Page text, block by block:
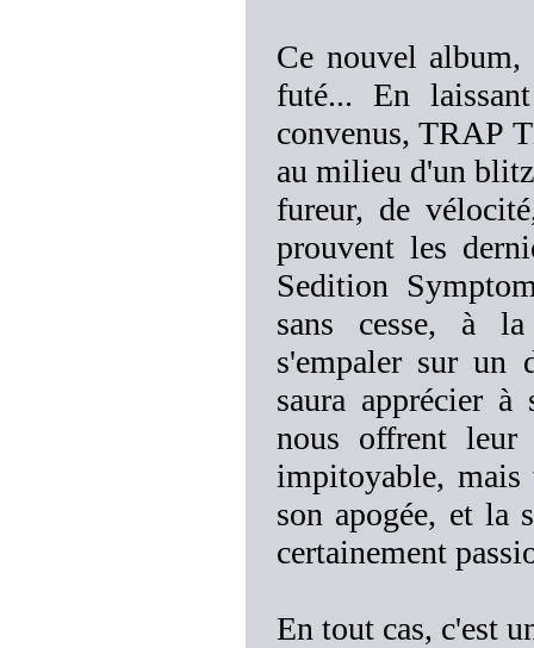
Ce nouvel album,
futé... En
convenus, TRAP
au milieu d'un
fureur, de
prouvent les
Sedition
sans cesse, à
s'empaler sur un
saura apprécier
nous offrent leur
impitoyable,
son apogée, et la
certainement
En tout cas, c'est